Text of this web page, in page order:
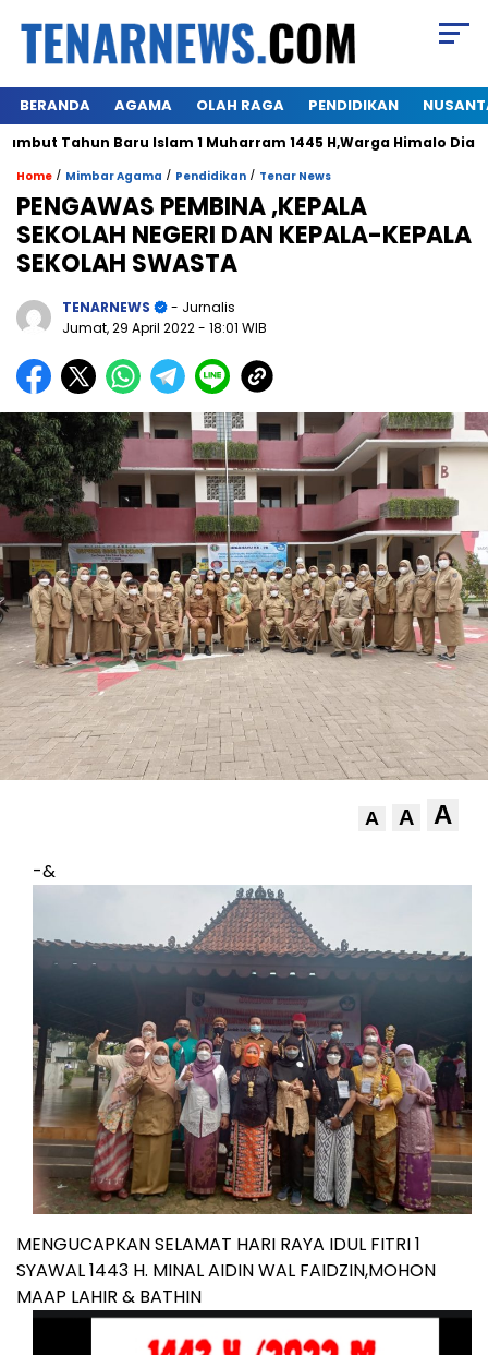
BERANDA AGAMA OLAH RAGA PENDIDIKAN
Baru Islam 1 Muharram 1445 H,Warga Himalo Diaspora Gelar
Home / Mimbar Agama / Pendidikan / Tenar News
PENGAWAS PEMBINA ,KEPALA
SEKOLAH NEGERI DAN KEPALA-KEPALA
SEKOLAH SWASTA
TENARNEWS
- Jurnalis
Jumat, 29 April 2022- 18:01 WIB
A A A
-&
MENGUCAPKAN SELAMAT HARI RAYA IDUL FITRI 1
SYAWAL 1443 H. MINAL AIDIN WAL FAIDZIN,MOHON
MAAP LAHIR & BATHIN